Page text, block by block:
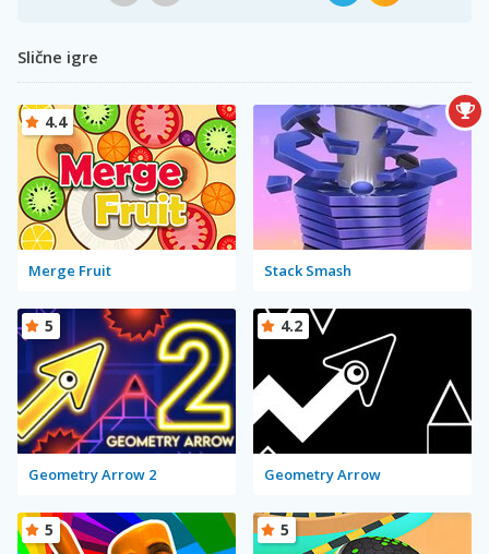
Slične igre
Merge Fruit
4.4
Stack Smash
Geometry Arrow 2
5
Geometry Arrow
4.2
5 5